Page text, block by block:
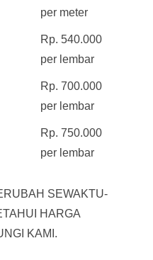
per meter
Rp. 540.000
per lembar
Rp. 700.000
per lembar
Rp. 750.000
per lembar
SEWAKTU-
HARGA
KAMI.